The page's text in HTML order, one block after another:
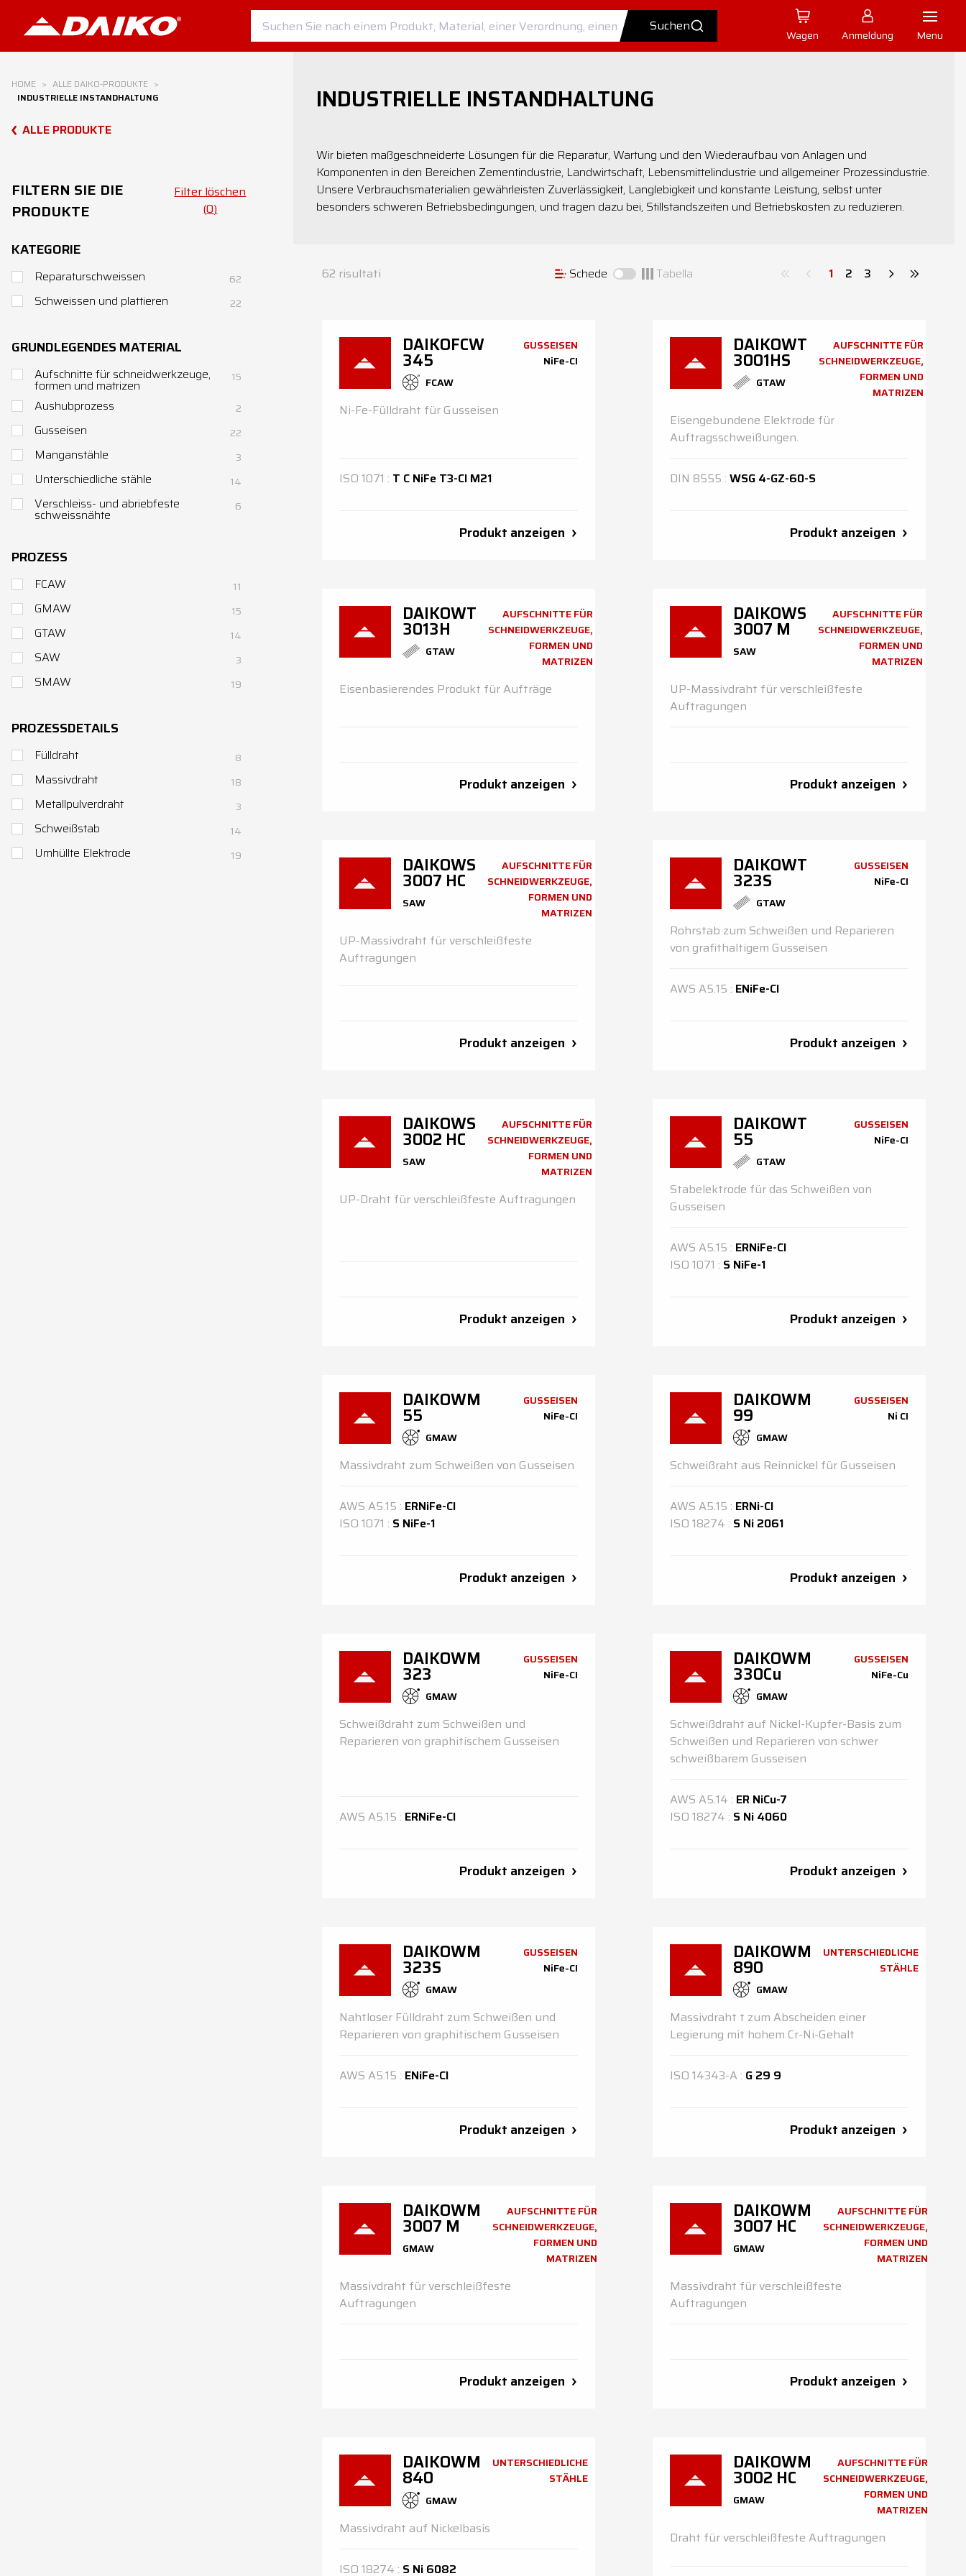
Wagen Anmeldung Menu
HOME > ALLE DAIKO-PRODUKTE >
INDUSTRIELLE INSTANDHALTUNG
ALLE PRODUKTE
FILTERN SIE DIE
PRODUKTE
Filter löschen
(0)
KATEGORIE
Reparaturschweissen 62
Schweissen und plattieren 22
GRUNDLEGENDES MATERIAL
Aufschnitte für schneidwerkzeuge,
formen und matrizen 15
Aushubprozess 2
Gusseisen 22
Manganstähle 3
Unterschiedliche stähle 14
Verschleiss- und abriebfeste
schweissnähte 6
PROZESS
FCAW 11
GMAW 15
GTAW 14
SAW 3
SMAW 19
PROZESSDETAILS
Fülldraht 8
Massivdraht 18
Metallpulverdraht 3
Schweißstab 14
Umhüllte Elektrode 19
INDUSTRIELLE INSTANDHALTUNG
Wir bieten maßgeschneiderte Lösungen für die Reparatur, Wartung und den Wiederaufbau von Anlagen und
Komponenten in den Bereichen Zementindustrie, Landwirtschaft, Lebensmittelindustrie und allgemeiner Prozessindustrie.
Unsere Verbrauchsmaterialien gewährleisten Zuverlässigkeit, Langlebigkeit und konstante Leistung, selbst unter
besonders schweren Betriebsbedingungen, und tragen dazu bei, Stillstandszeiten und Betriebskosten zu reduzieren.
62 risultati Schede Tabella 1 2 3
DAIKOFCW
345
FCAW
GUSSEISEN
NiFe-CI
Ni-Fe-Fülldraht für Gusseisen
ISO 1071 : T C NiFe T3-Cl M21
Produkt anzeigen
DAIKOWT
3001HS
GTAW
AUFSCHNITTE FÜR
SCHNEIDWERKZEUGE,
FORMEN UND
MATRIZEN
Eisengebundene Elektrode für
Auftragsschweißungen.
DIN 8555 : WSG 4-GZ-60-S
Produkt anzeigen
DAIKOWT
3013H
GTAW
AUFSCHNITTE FÜR
SCHNEIDWERKZEUGE,
FORMEN UND
MATRIZEN
Eisenbasierendes Produkt für Aufträge
Produkt anzeigen
DAIKOWS
3007 M
SAW
AUFSCHNITTE FÜR
SCHNEIDWERKZEUGE,
FORMEN UND
MATRIZEN
UP-Massivdraht für verschleißfeste
Auftragungen
Produkt anzeigen
DAIKOWS
3007 HC
SAW
AUFSCHNITTE FÜR
SCHNEIDWERKZEUGE,
FORMEN UND
MATRIZEN
UP-Massivdraht für verschleißfeste
Auftragungen
Produkt anzeigen
DAIKOWT
323S
GTAW
GUSSEISEN
NiFe-CI
Rohrstab zum Schweißen und Reparieren
von grafithaltigem Gusseisen
AWS A5.15 : ENiFe-Cl
Produkt anzeigen
DAIKOWS
3002 HC
SAW
AUFSCHNITTE FÜR
SCHNEIDWERKZEUGE,
FORMEN UND
MATRIZEN
UP-Draht für verschleißfeste Auftragungen
Produkt anzeigen
DAIKOWT
55
GTAW
GUSSEISEN
NiFe-CI
Stabelektrode für das Schweißen von
Gusseisen
AWS A5.15 : ERNiFe-Cl
ISO 1071 : S NiFe-1
Produkt anzeigen
DAIKOWM
55
GMAW
GUSSEISEN
NiFe-CI
Massivdraht zum Schweißen von Gusseisen
AWS A5.15 : ERNiFe-Cl
ISO 1071 : S NiFe-1
Produkt anzeigen
DAIKOWM
99
GMAW
GUSSEISEN
Ni CI
Schweißraht aus Reinnickel für Gusseisen
AWS A5.15 : ERNi-CI
ISO 18274 : S Ni 2061
Produkt anzeigen
DAIKOWM
323
GMAW
GUSSEISEN
NiFe-CI
Schweißdraht zum Schweißen und
Reparieren von graphitischem Gusseisen
AWS A5.15 : ERNiFe-Cl
Produkt anzeigen
DAIKOWM
330Cu
GMAW
GUSSEISEN
NiFe-Cu
Schweißdraht auf Nickel-Kupfer-Basis zum
Schweißen und Reparieren von schwer
schweißbarem Gusseisen
AWS A5.14 : ER NiCu-7
ISO 18274 : S Ni 4060
Produkt anzeigen
DAIKOWM
323S
GMAW
GUSSEISEN
NiFe-CI
Nahtloser Fülldraht zum Schweißen und
Reparieren von graphitischem Gusseisen
AWS A5.15 : ENiFe-Cl
Produkt anzeigen
DAIKOWM
890
GMAW
UNTERSCHIEDLICHE
STÄHLE
Massivdraht t zum Abscheiden einer
Legierung mit hohem Cr-Ni-Gehalt
ISO 14343-A : G 29 9
Produkt anzeigen
DAIKOWM
3007 M
GMAW
AUFSCHNITTE FÜR
SCHNEIDWERKZEUGE,
FORMEN UND
MATRIZEN
Massivdraht für verschleißfeste
Auftragungen
Produkt anzeigen
DAIKOWM
3007 HC
GMAW
AUFSCHNITTE FÜR
SCHNEIDWERKZEUGE,
FORMEN UND
MATRIZEN
Massivdraht für verschleißfeste
Auftragungen
Produkt anzeigen
DAIKOWM
840
GMAW
UNTERSCHIEDLICHE
STÄHLE
Massivdraht auf Nickelbasis
ISO 18274 : S Ni 6082
DAIKOWM
3002 HC
GMAW
AUFSCHNITTE FÜR
SCHNEIDWERKZEUGE,
FORMEN UND
MATRIZEN
Draht für verschleißfeste Auftragungen